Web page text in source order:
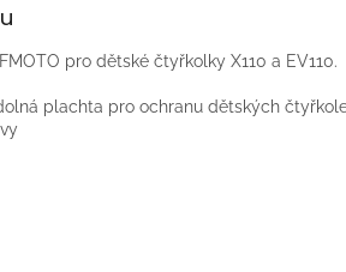
pro dětské čtyřkolky X110 a EV110.
plachta pro ochranu dětských